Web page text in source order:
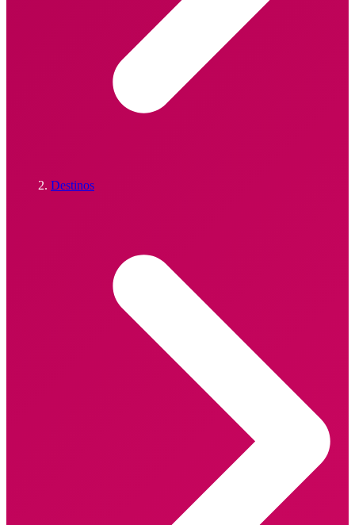
Destinos